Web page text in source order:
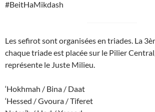
#BeitHaMikdash
Les sefirot sont organisées en triades. La
chaque triade est placée sur le Pilier
représente le Juste Milieu.
‘Hokhmah / Bina / Daat
‘Hessed / Gvoura / Tiferet